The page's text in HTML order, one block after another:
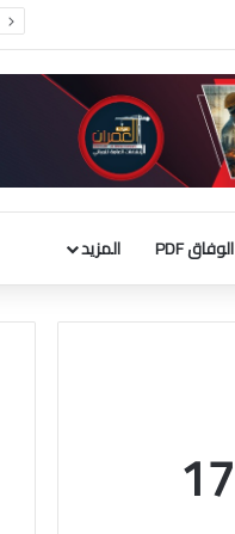
الوفاق PDF المزيد
حدث في مثل هذا اليوم في الكويت.. 17